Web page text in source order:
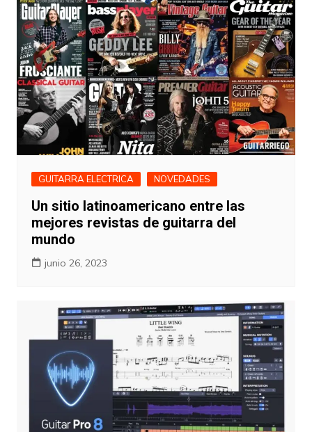
GUITARRA ELECTRICA NOVEDADES
Un sitio latinoamericano entre las
mejores revistas de guitarra del
mundo
junio 26, 2023